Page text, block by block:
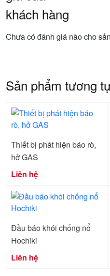
khách hàng
Chưa có đánh giá nào cho
Sản phẩm tương
Thiết bị phát hiện báo rò,
hở GAS
Liên hệ
Đầu báo khói chống nổ
Hochiki
Liên hệ